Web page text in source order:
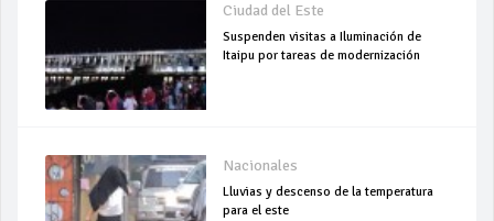
Ciudad del Este
Suspenden visitas a Iluminación de
Itaipu por tareas de modernización
Nacionales
Lluvias y descenso de la temperatura
para el este